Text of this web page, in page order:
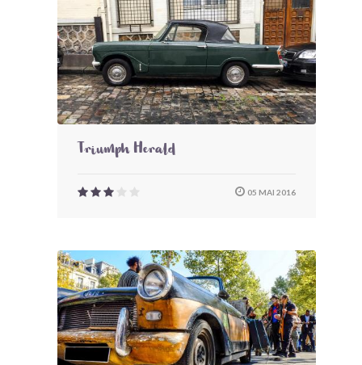
Triumph Herald
05 MAI 2016